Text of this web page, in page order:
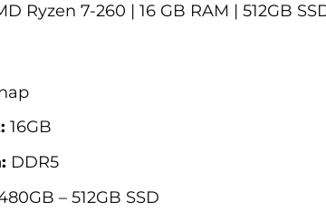
Ryzen 7-260 | 16 GB RAM | 512GB
16GB
DDR5
– 512GB SSD